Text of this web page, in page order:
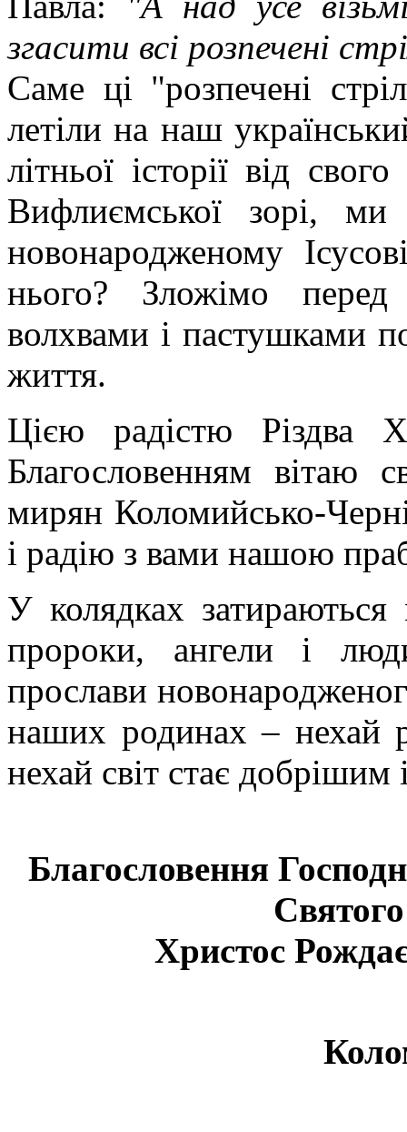
згасити всі розпечені
Саме ці "розпечені
летіли на наш
літньої історії від
Вифлиємської зорі,
новонародженому
нього? Зложімо
волхвами і пастушками
життя.
Цією радістю Різдва
Благословенням вітаю
мирян Коломийсько-
і радію з вами нашою
У колядках
пророки, ангели і
прослави
наших родинах – нехай
нехай світ стає
Благословення
Христос